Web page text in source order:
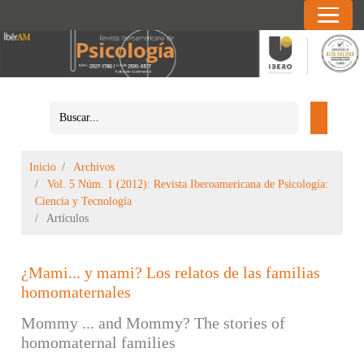
Inicio
Archivos
Vol. 5 Núm. 1 (2012): Revista Iberoamericana de Psicología:
Ciencia y Tecnología
Artículos
¿Mami... y mami? Los relatos de las familias
homomaternales
Mommy ... and Mommy? The stories of
homomaternal families